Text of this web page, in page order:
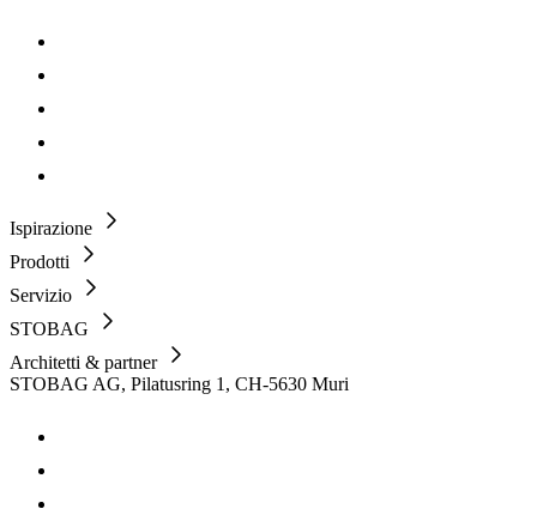
Ispirazione
Prodotti
Servizio
STOBAG
Architetti & partner
STOBAG AG, Pilatusring 1, CH-5630 Muri